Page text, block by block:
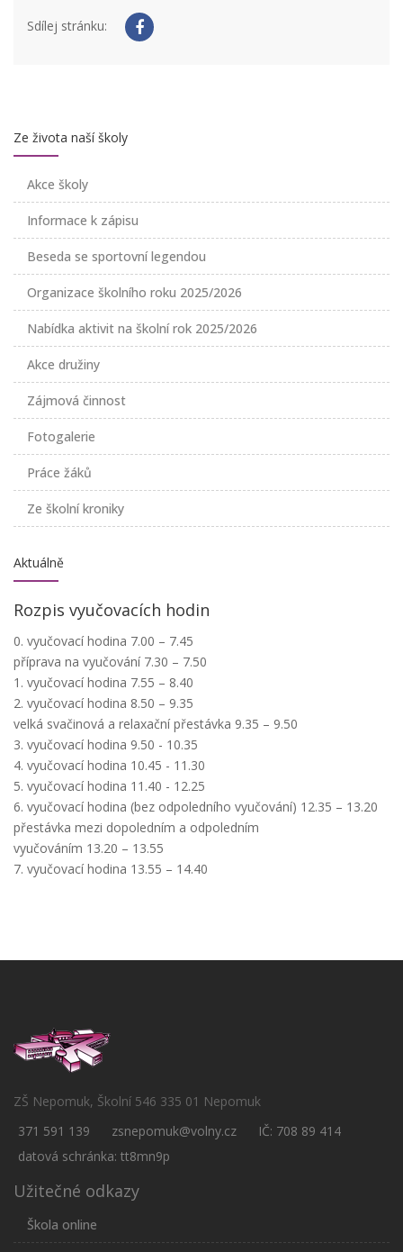
Sdílej stránku:
Ze života naší školy
Akce školy
Informace k zápisu
Beseda se sportovní legendou
Organizace školního roku 2025/2026
Nabídka aktivit na školní rok 2025/2026
Akce družiny
Zájmová činnost
Fotogalerie
Práce žáků
Ze školní kroniky
Aktuálně
Rozpis vyučovacích hodin
0. vyučovací hodina 7.00 – 7.45
příprava na vyučování 7.30 – 7.50
1. vyučovací hodina 7.55 – 8.40
2. vyučovací hodina 8.50 – 9.35
velká svačinová a relaxační přestávka 9.35 – 9.50
3. vyučovací hodina 9.50 - 10.35
4. vyučovací hodina 10.45 - 11.30
5. vyučovací hodina 11.40 - 12.25
6. vyučovací hodina (bez odpoledního vyučování) 12.35 – 13.20
přestávka mezi dopoledním a odpoledním
vyučováním 13.20 – 13.55
7. vyučovací hodina 13.55 – 14.40
ZŠ Nepomuk, Školní 546 335 01 Nepomuk
371 591 139
zsnepomuk@volny.cz
IČ: 708 89 414
datová schránka: tt8mn9p
Užitečné odkazy
Škola online